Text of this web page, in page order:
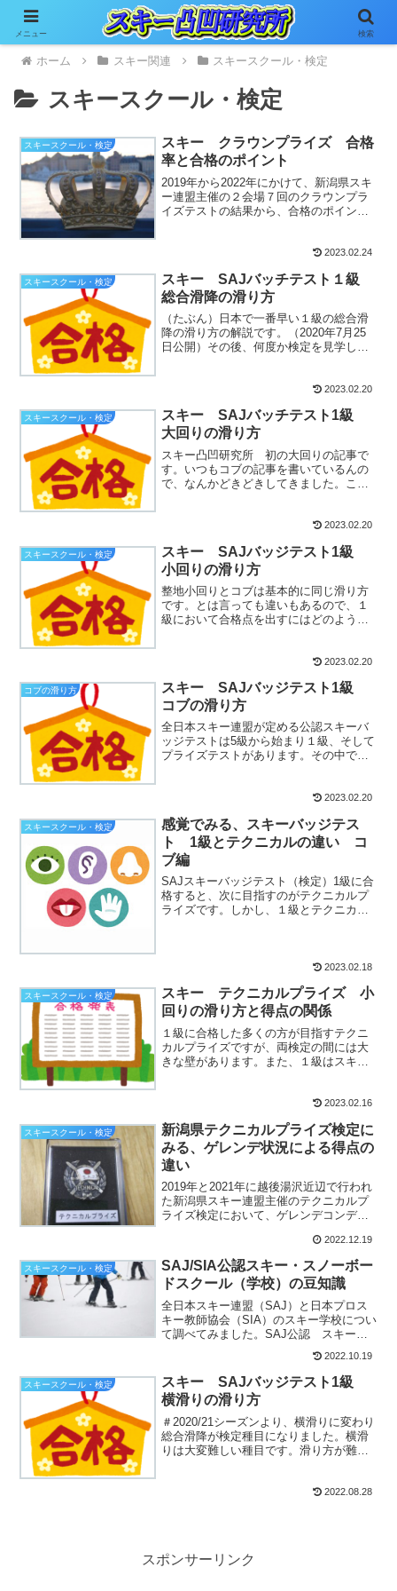
ホーム スキー関連 スキースクール・検定
スキースクール・検定
スキースクール・検定
スキー クラウンプライズ 合格
率と合格のポイント
2019年から2022年にかけて、新潟県スキ
ー連盟主催の２会場７回のクラウンプラ
イズテストの結果から、合格のポイント
2023.02.24
スキースクール・検定
スキー SAJバッチテスト１級
総合滑降の滑り方
（たぶん）日本で一番早い１級の総合滑
降の滑り方の解説です。（2020年7月25
日公開）その後、何度か検定を見学した
2023.02.20
スキースクール・検定
スキー SAJバッチテスト1級
大回りの滑り方
スキー凸凹研究所 初の大回りの記事で
す。いつもコブの記事を書いているんの
で、なんかどきどきしてきました。こう
2023.02.20
スキースクール・検定
スキー SAJバッジテスト1級
小回りの滑り方
整地小回りとコブは基本的に同じ滑り方
です。とは言っても違いもあるので、１
級において合格点を出すにはどのような
2023.02.20
コブの滑り方
スキー SAJバッジテスト1級
コブの滑り方
全日本スキー連盟が定める公認スキーバ
ッジテストは5級から始まり１級、そして
プライズテストがあります。その中で、
2023.02.20
スキースクール・検定
感覚でみる、スキーバッジテス
ト 1級とテクニカルの違い コ
ブ編
SAJスキーバッジテスト（検定）1級に合
格すると、次に目指すのがテクニカルプ
ライズです。しかし、１級とテクニカル
2023.02.18
スキースクール・検定
スキー テクニカルプライズ 小
回りの滑り方と得点の関係
１級に合格した多くの方が目指すテクニ
カルプライズですが、両検定の間には大
きな壁があります。また、１級はスキー
2023.02.16
スキースクール・検定
新潟県テクニカルプライズ検定に
みる、ゲレンデ状況による得点の
違い
2019年と2021年に越後湯沢近辺で行われ
た新潟県スキー連盟主催のテクニカルプ
ライズ検定において、ゲレンデコンディ
2022.12.19
スキースクール・検定
SAJ/SIA公認スキー・スノーボー
ドスクール（学校）の豆知識
全日本スキー連盟（SAJ）と日本プロス
キー教師協会（SIA）のスキー学校につい
て調べてみました。SAJ公認 スキー、
2022.10.19
スキースクール・検定
スキー SAJバッジテスト1級
横滑りの滑り方
＃2020/21シーズンより、横滑りに変わり
総合滑降が検定種目になりました。横滑
りは大変難しい種目です。滑り方が難し
2022.08.28
スポンサーリンク
メニュー 検索